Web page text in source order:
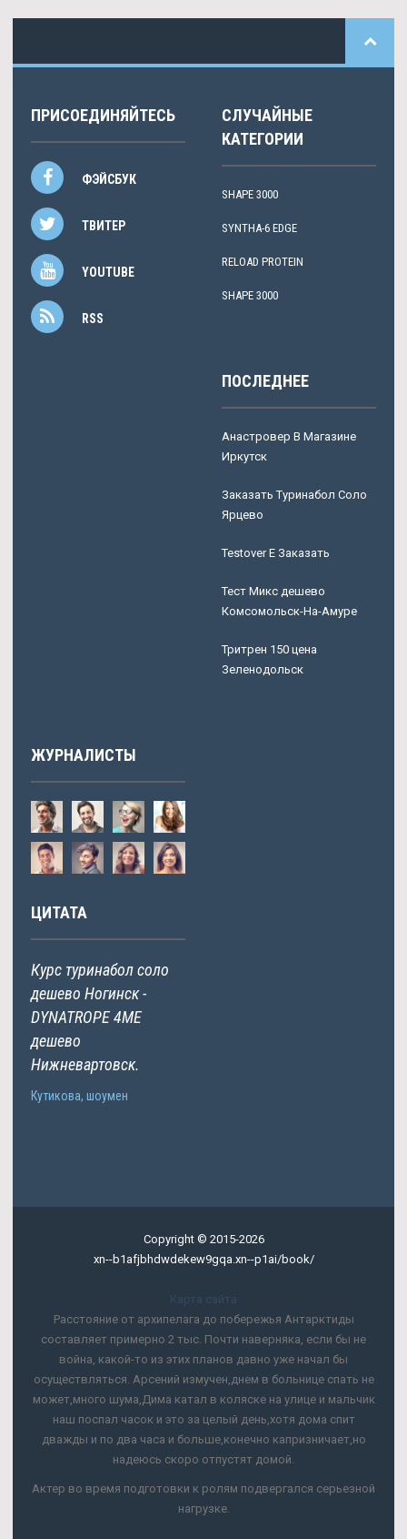
ПРИСОЕДИНЯЙТЕСЬ
ФЭЙСБУК
ТВИТЕР
YOUTUBE
RSS
СЛУЧАЙНЫЕ
КАТЕГОРИИ
SHAPE 3000
SYNTHA-6 EDGE
RELOAD PROTEIN
SHAPE 3000
ПОСЛЕДНЕЕ
Анастровер В Магазине
Иркутск
Заказать Туринабол Соло
Ярцево
Testover E Заказать
Тест Микс дешево
Комсомольск-На-Амуре
Тритрен 150 цена
Зеленодольск
ЖУРНАЛИСТЫ
ЦИТАТА
Курс туринабол соло
дешево Ногинск -
DYNATROPE 4ME
дешево
Нижневартовск.
Кутикова, шоумен
Copyright © 2015-2026
xn--b1afjbhdwdekew9gqa.xn--p1ai/book/
Карта сайта
Расстояние от архипелага до побережья Антарктиды
составляет примерно 2 тыс. Почти наверняка, если бы не
война, какой-то из этих планов давно уже начал бы
осуществляться. Арсений измучен,днем в больнице спать не
может,много шума,Дима катал в коляске на улице и мальчик
наш поспал часок и это за целый день,хотя дома спит
дважды и по два часа и больше,конечно капризничает,но
надеюсь скоро отпустят домой.
Актер во время подготовки к ролям подвергался серьезной
нагрузке.